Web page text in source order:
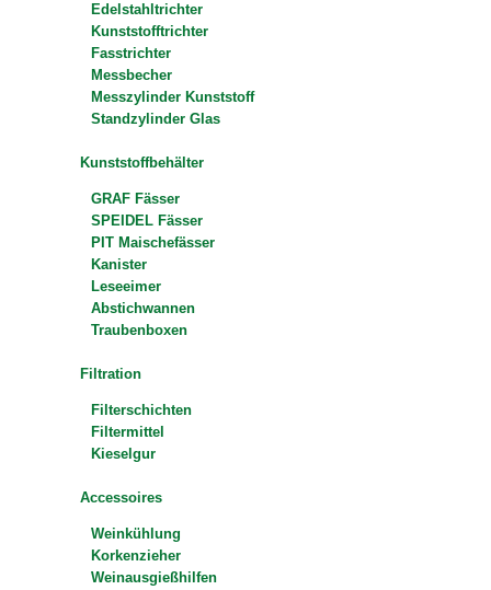
Edelstahltrichter
Kunststofftrichter
Fasstrichter
Messbecher
Messzylinder Kunststoff
Standzylinder Glas
Kunststoffbehälter
GRAF Fässer
SPEIDEL Fässer
PIT Maischefässer
Kanister
Leseeimer
Abstichwannen
Traubenboxen
Filtration
Filterschichten
Filtermittel
Kieselgur
Accessoires
Weinkühlung
Korkenzieher
Weinausgießhilfen